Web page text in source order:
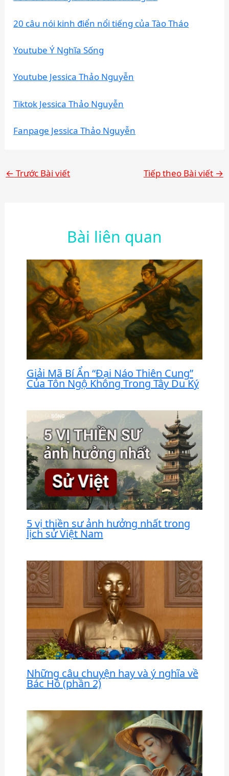
20 câu nói kinh điển nổi tiếng của Tào Tháo
Youtube Ý Nghĩa Sống
Youtube Jessica Thảo Nguyễn
Tiktok Jessica Thảo Nguyễn
Fanpage Jessica Thảo Nguyễn
← Trước Bài viết Tiếp theo Bài viết →
Bài liên quan
Giải Mã Bí Ẩn “Đại Náo Thiên Cung”
Của Tôn Ngộ Không Trong Tây Du Ký
5 vị thiền sư ảnh hưởng nhất trong
lịch sử Việt Nam
Những câu chuyện hay và ý nghĩa về
Bác Hồ (phần 2)